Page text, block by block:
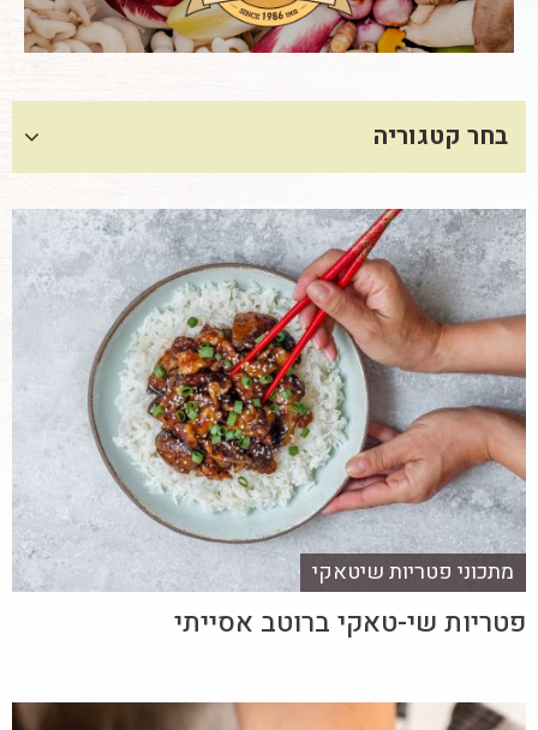
בחר קטגוריה
מתכוני פטריות שיטאקי
פטריות שי-טאקי ברוטב אסייתי